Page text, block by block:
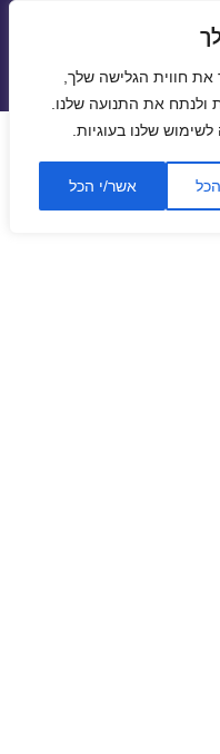
חווית הגלישה שלך,
ולנתח את התנועה שלנו.
שלנו בעוגיות.
אשר/י הכל
תפריטים
ווידג'טים
באוגוסט